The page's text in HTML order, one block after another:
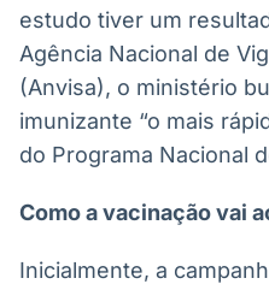
estudo tiver um
Agência Nacional de
(Anvisa), o ministério
imunizante “o mais
do Programa Nacional
Como a vacinação vai
Inicialmente, a